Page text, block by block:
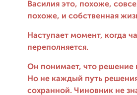
Василия это, похоже,
похоже, и собственная
Наступает момент, когда
переполняется.
Он понимает, что
Но не каждый путь
сохранной. Чиновник не